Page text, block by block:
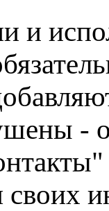
и
-